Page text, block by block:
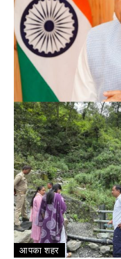
आपका शहर